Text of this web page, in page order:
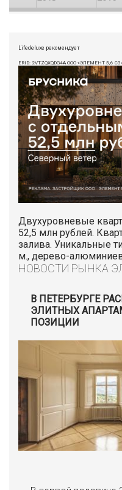
Lifedeluxe рекомендует
ERID: 2VTZQXQDG4A ООО «ЭЛЕМЕНТ 5,6
Двухуровневые
52,5 млн рублей.
залива. Уникальные
м., дерево-
НОВОСТИ РЫНКА
В ПЕТЕРБУРГЕ
ЭЛИТНЫХ
ПОЗИЦИИ